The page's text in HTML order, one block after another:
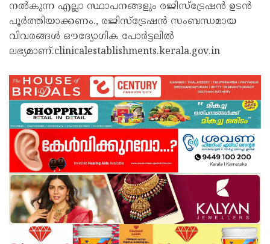
നൽകുന്ന എല്ലാ സ്ഥാപനങ്ങളും രജിസ്ട്രേഷൻ ഉടൻ
പൂർത്തിയാക്കണം., രജിസ്ട്രേഷൻ സംബന്ധമായ
വിവരങ്ങൾ ഔദ്യോഗിക പോർട്ടലിൽ
ലഭ്യമാണ്.clinicalestablishments.kerala.gov.in